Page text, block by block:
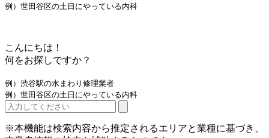
例）世田谷区の土日にやっている内科
こんにちは！
何をお探しですか？
例）渋谷駅の水まわり修理業者
例）世田谷区の土日にやっている内科
※本機能は検索内容から推定されるエリアと業種に基づき、